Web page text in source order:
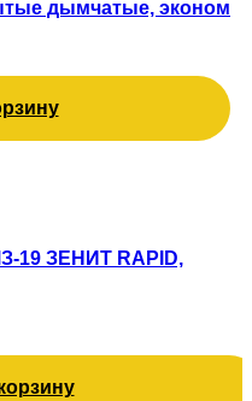
дымчатые, эконом
19 ЗЕНИТ RAPID,